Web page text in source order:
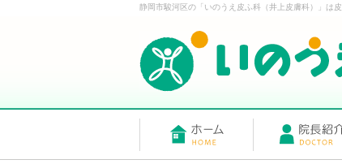
静岡市駿河区の「いのうえ皮ふ科（井上皮膚科）」は